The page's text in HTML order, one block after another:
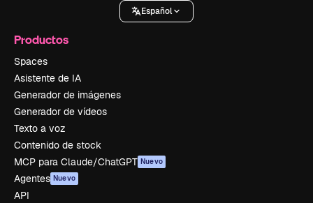
Español
Productos
Spaces
Asistente de IA
Generador de imágenes
Generador de vídeos
Texto a voz
Contenido de stock
MCP para Claude/ChatGPT Nuevo
Agentes Nuevo
API